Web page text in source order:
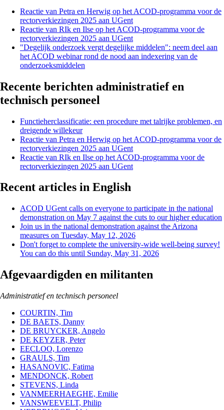
Reactie van Petra en Herwig op het ACOD-programma voor de
rectorverkiezingen 2025 aan UGent
Reactie van RIk en Ilse op het ACOD-programma voor de
rectorverkiezingen 2025 aan UGent
"Degelijk onderzoek vergt degelijke middelen": neem deel aan
het ACOD webinar rond de nood aan indexering van de
onderzoeksmiddelen
Recente berichten administratief en
technisch personeel
Functieherclassificatie: een procedure met talrijke problemen, en
dreigende willekeur
Reactie van Petra en Herwig op het ACOD-programma voor de
rectorverkiezingen 2025 aan UGent
Reactie van RIk en Ilse op het ACOD-programma voor de
rectorverkiezingen 2025 aan UGent
Recent articles in English
ACOD UGent calls on everyone to participate in the national
demonstration on May 7 against the cuts to our higher education
Join us in the national demonstration against the Arizona
measures on Tuesday, May 12, 2026
Don't forget to complete the university-wide well-being survey!
You can do this until Sunday, May 31, 2026
Afgevaardigden en militanten
Administratief en technisch personeel
COURTIN, Tim
DE BAETS, Danny
DE BRUYCKER, Angelo
DE KEYZER, Peter
EECLOO, Lorenzo
GRAULS, Tim
HASANOVIC, Fatima
MENDONCK, Robert
STEVENS, Linda
VANMEERHAEGHE, Emilie
VANSWEEVELT, Philip